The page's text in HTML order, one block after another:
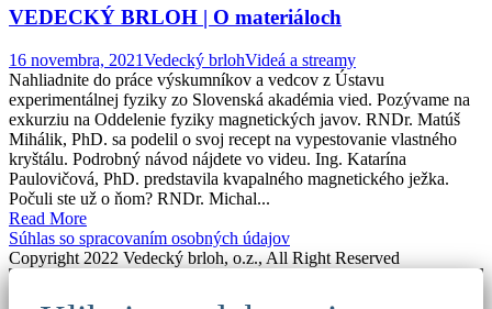
VEDECKÝ BRLOH | O materiáloch
16 novembra, 2021Vedecký brlohVideá a streamy
Nahliadnite do práce výskumníkov a vedcov z Ústavu
experimentálnej fyziky zo Slovenská akadémia vied. Pozývame na
exkurziu na Oddelenie fyziky magnetických javov. RNDr. Matúš
Mihálik, PhD. sa podelil o svoj recept na vypestovanie vlastného
kryštálu. Podrobný návod nájdete vo videu. Ing. Katarína
Paulovičová, PhD. predstavila kvapalného magnetického ježka.
Počuli ste už o ňom? RNDr. Michal...
Read More
Súhlas so spracovaním osobných údajov
Copyright 2022 Vedecký brloh, o.z., All Right Reserved